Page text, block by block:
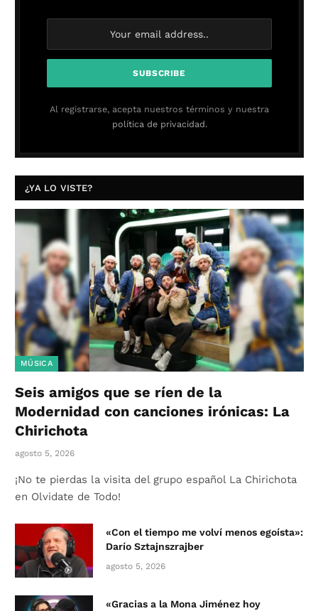
Al registrarse, acepta nuestros términos y nuestra
política de privacidad.
¿YA LO VISTE?
MÚSICA
Seis amigos que se ríen de la
Modernidad con canciones irónicas: La
Chirichota
agosto 5, 2026
¡No te pierdas la visita del grupo español La Chirichota
en Olvidate de Todo!
«Con el tiempo me volví menos egoísta»:
Darío Sztajnszrajber
agosto 5, 2026
«Gracias a la Mona Jiménez hoy